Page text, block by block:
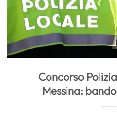
Concorso
Messina: